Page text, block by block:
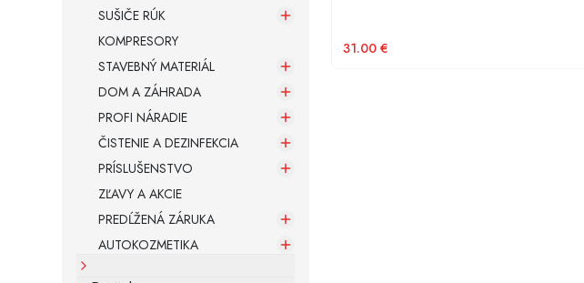
SUŠIČE RÚK
KOMPRESORY
STAVEBNÝ MATERIÁL
DOM A ZÁHRADA
PROFI NÁRADIE
ČISTENIE A DEZINFEKCIA
PRÍSLUŠENSTVO
ZĽAVY A AKCIE
PREDĹŽENÁ ZÁRUKA
AUTOKOZMETIKA
31.00 €